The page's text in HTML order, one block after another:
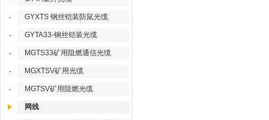
- GYXTS 钢丝铠装防鼠光缆
- GYTA33-钢丝铠装光缆
- MGTS33矿用阻燃通信光缆
- MGXTSV矿用光缆
- MGTSV矿用阻燃光缆
网线